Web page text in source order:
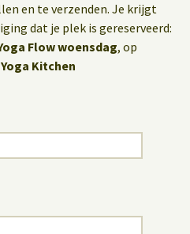
en te verzenden. Je krijgt
dat je plek is gereserveerd:
Flow woensdag, op
Yoga Kitchen